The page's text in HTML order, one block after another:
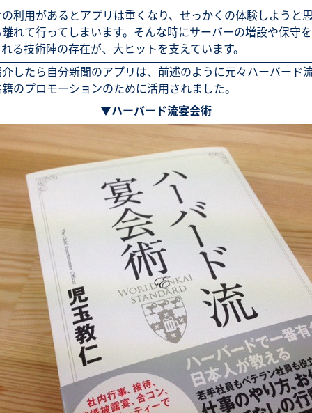
利用があるとアプリは重くなり、せっかくの体験しようと
れて行ってしまいます。そんな時にサーバーの増設や保守
る技術陣の存在が、大ヒットを支えています。
したら自分新聞のアプリは、前述のように元々ハーバード
のプロモーションのために活用されました。
▼ハーバード流宴会術